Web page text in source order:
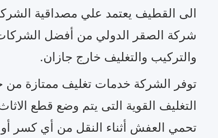
الى القطيف يعتمد علي مصداقية
شركة الصقر الدولي من أفضل
والتركيب والتغليف خارج جازان.
توفر الشركة خدمات تغليف ممتازة من
التغليف القوية التى يتم وضع قطع
تحمي العفش أثناء النقل من أي كسر